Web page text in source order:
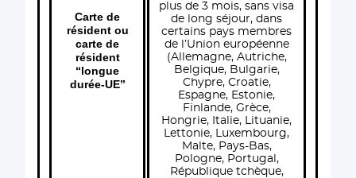
Carte de
résident ou
carte de
résident
“longue
durée-UE”
plus de 3 mois, sans visa
de long séjour, dans
certains pays membres
de l’Union européenne
(Allemagne, Autriche,
Belgique, Bulgarie,
Chypre, Croatie,
Espagne, Estonie,
Finlande, Grèce,
Hongrie, Italie, Lituanie,
Lettonie, Luxembourg,
Malte, Pays-Bas,
Pologne, Portugal,
République tchèque,